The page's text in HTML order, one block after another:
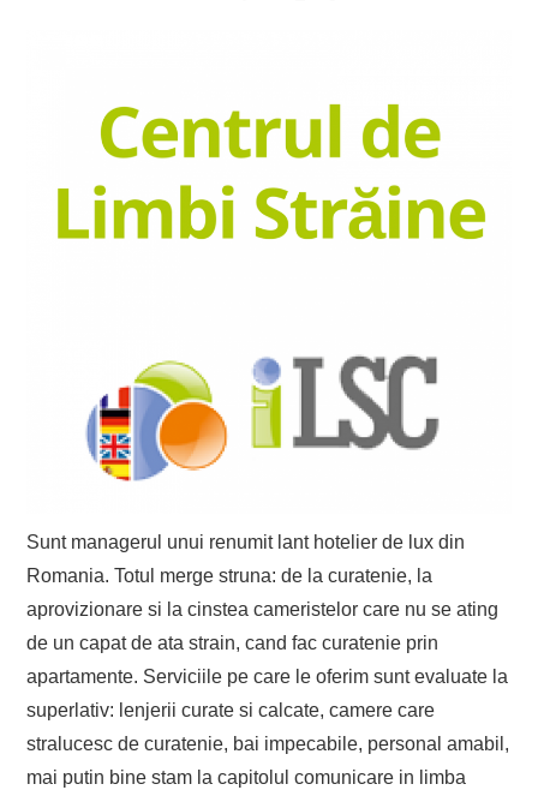
Sunt managerul unui renumit lant hotelier de lux din
Romania. Totul merge struna: de la curatenie, la
aprovizionare si la cinstea cameristelor care nu se ating
de un capat de ata strain, cand fac curatenie prin
apartamente. Serviciile pe care le oferim sunt evaluate la
superlativ: lenjerii curate si calcate, camere care
stralucesc de curatenie, bai impecabile, personal amabil,
mai putin bine stam la capitolul comunicare in limba